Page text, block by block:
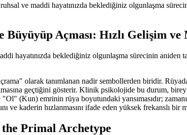
ve maddi hayatınızda beklediğiniz olgunlaşma
Açması: Hızlı Gelişim
hayatınızda beklediğiniz olgunlaşma sürecinin aniden
olarak tanımlanan nadir sembollerden biridir.
geçtiğini gösterir. Klinik psikolojide bu durum,
(Kun) emrinin rüya boyutundaki yansımasıdır;
ve kaderin hızlanmasını ifade eden yüksek frekanslı bir
Primal Archetype